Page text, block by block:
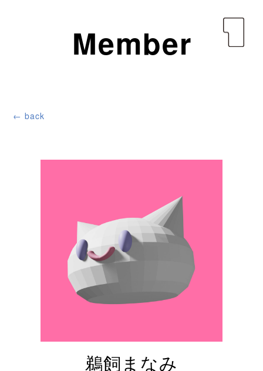
Member
← back
鵜飼まなみ